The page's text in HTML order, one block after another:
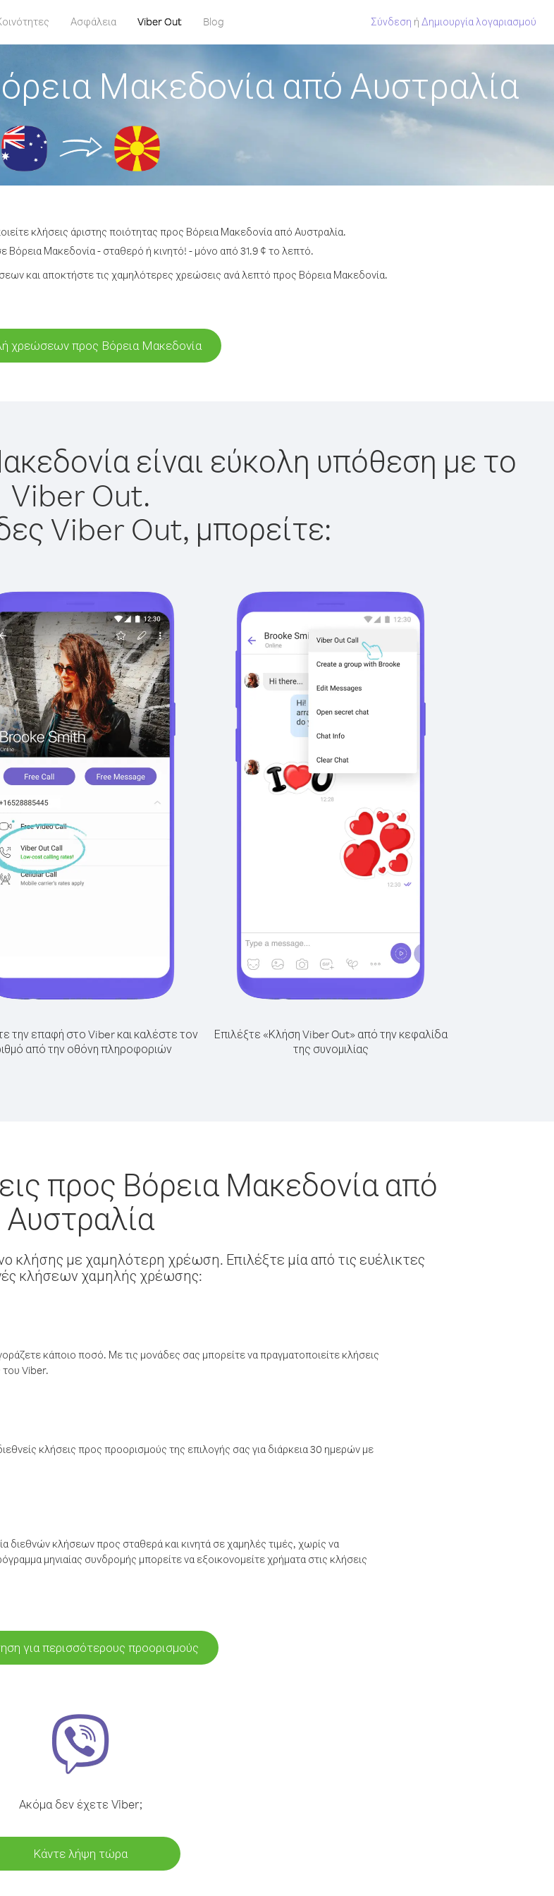
Ασφάλεια Viber Out Blog Σύνδεση ή Δημιουργία λογαριασμού
Μακεδονία από Αυστραλία
κλήσεις άριστης ποιότητας προς Βόρεια Μακεδονία από Αυστραλία.
Βόρεια Μακεδονία - σταθερό ή κινητό! - μόνο από 31.9 ¢ το λεπτό.
και αποκτήστε τις χαμηλότερες χρεώσεις ανά λεπτό προς Βόρεια Μακεδονία.
χρεώσεων προς Βόρεια Μακεδονία
είναι εύκολη υπόθεση με το
Viber Out.
Viber Out, μπορείτε:
την επαφή στο Viber και καλέστε τον
από την οθόνη πληροφοριών
Επιλέξτε «Κλήση Viber Out» από την κεφαλίδα
της συνομιλίας
προς Βόρεια Μακεδονία από
Αυστραλία
κλήσης με χαμηλότερη χρέωση. Επιλέξτε μία από τις ευέλικτες
κλήσεων χαμηλής χρέωσης:
κάποιο ποσό. Με τις μονάδες σας μπορείτε να πραγματοποιείτε κλήσεις
του Viber.
κλήσεις προς προορισμούς της επιλογής σας για διάρκεια 30 ημερών με
διεθνών κλήσεων προς σταθερά και κινητά σε χαμηλές τιμές, χωρίς να
μηνιαίας συνδρομής μπορείτε να εξοικονομείτε χρήματα στις κλήσεις
για περισσότερους προορισμούς
Ακόμα δεν έχετε Viber;
Κάντε λήψη τώρα